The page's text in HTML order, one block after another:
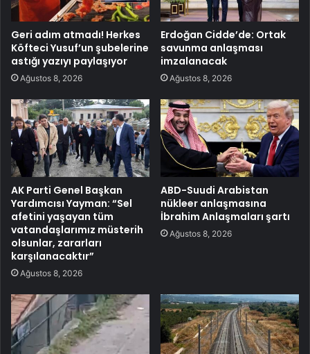
Geri adım atmadı! Herkes
Köfteci Yusuf’un şubelerine
astığı yazıyı paylaşıyor
Ağustos 8, 2026
Erdoğan Cidde’de: Ortak
savunma anlaşması
imzalanacak
Ağustos 8, 2026
AK Parti Genel Başkan
Yardımcısı Yayman: “Sel
afetini yaşayan tüm
vatandaşlarımız müsterih
olsunlar, zararları
karşılanacaktır”
Ağustos 8, 2026
ABD-Suudi Arabistan
nükleer anlaşmasına
İbrahim Anlaşmaları şartı
Ağustos 8, 2026